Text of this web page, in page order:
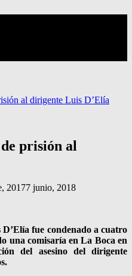
al dirigente Luis D’Elía
prisión al
20177 junio, 2018
fue condenado a cuatro
una comisaría en La Boca en
del asesino del dirigente